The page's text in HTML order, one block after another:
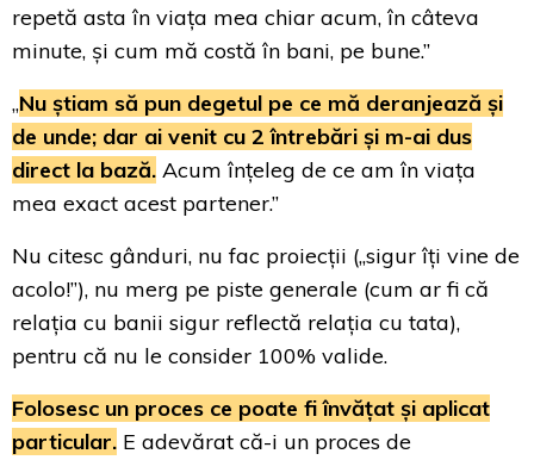
repetă asta în viața mea chiar acum, în câteva
minute, și cum mă costă în bani, pe bune.”
„Nu știam să pun degetul pe ce mă deranjează și
de unde; dar ai venit cu 2 întrebări și m-ai dus
direct la bază. Acum înțeleg de ce am în viața
mea exact acest partener.”
Nu citesc gânduri, nu fac proiecții („sigur îți vine de
acolo!”), nu merg pe piste generale (cum ar fi că
relația cu banii sigur reflectă relația cu tata),
pentru că nu le consider 100% valide.
Folosesc un proces ce poate fi învățat și aplicat
particular. E adevărat că-i un proces de